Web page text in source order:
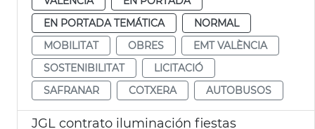
EN PORTADA TEMÁTICA
NORMAL
MOBILITAT
OBRES
EMT VALÈNCIA
SOSTENIBILITAT
LICITACIÓ
SAFRANAR
COTXERA AUTOBUSOS
JGL contrato iluminación fiestas